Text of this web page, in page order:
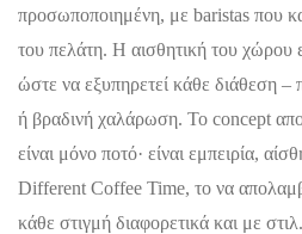
προσωποποιημένη, με baristas που
του πελάτη. Η αισθητική του χώρου
ώστε να εξυπηρετεί κάθε διάθεση
ή βραδινή χαλάρωση. Το concept
είναι μόνο ποτό· είναι εμπειρία,
Different Coffee Time, το να
κάθε στιγμή διαφορετικά και με στιλ.